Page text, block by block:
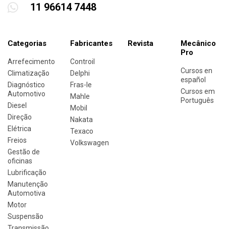
11 96614 7448
Categorias
Arrefecimento
Climatização
Diagnóstico
Automotivo
Diesel
Direção
Elétrica
Freios
Gestão de
oficinas
Lubrificação
Manutenção
Automotiva
Motor
Suspensão
Fabricantes
Controil
Delphi
Fras-le
Mahle
Mobil
Nakata
Texaco
Volkswagen
Revista
Mecânico
Pro
Cursos en
español
Cursos em
Português